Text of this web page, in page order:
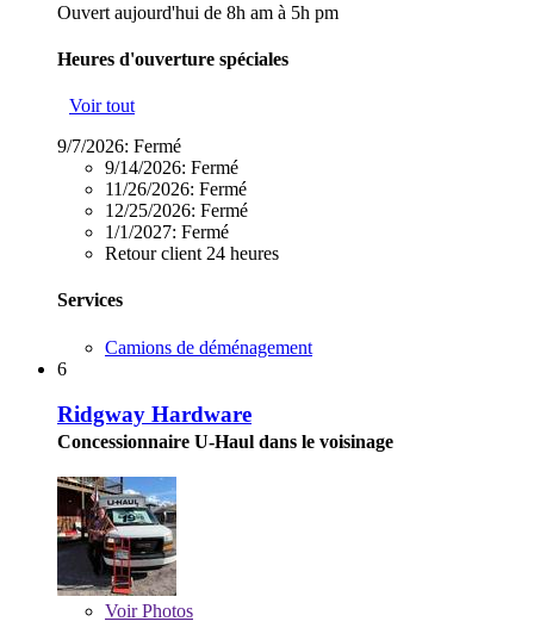
Ouvert aujourd'hui de 8h am à 5h pm
Heures d'ouverture spéciales
Voir tout
9/7/2026: Fermé
9/14/2026: Fermé
11/26/2026: Fermé
12/25/2026: Fermé
1/1/2027: Fermé
Retour client 24 heures
Services
Camions de déménagement
6
Ridgway Hardware
Concessionnaire U-Haul dans le voisinage
VoirPhotos